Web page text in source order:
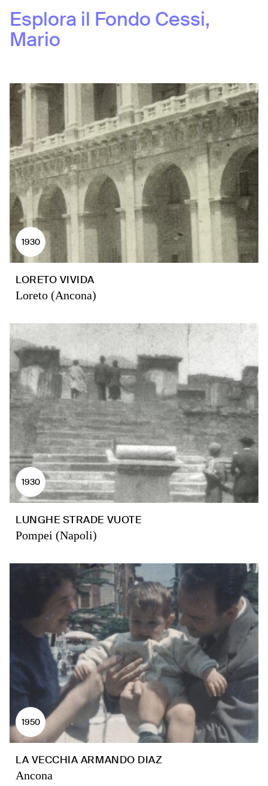
Esplora il Fondo Cessi,
Mario
1930
LORETO VIVIDA
Loreto (Ancona)
1930
LUNGHE STRADE VUOTE
Pompei (Napoli)
1950
LA VECCHIA ARMANDO DIAZ
Ancona